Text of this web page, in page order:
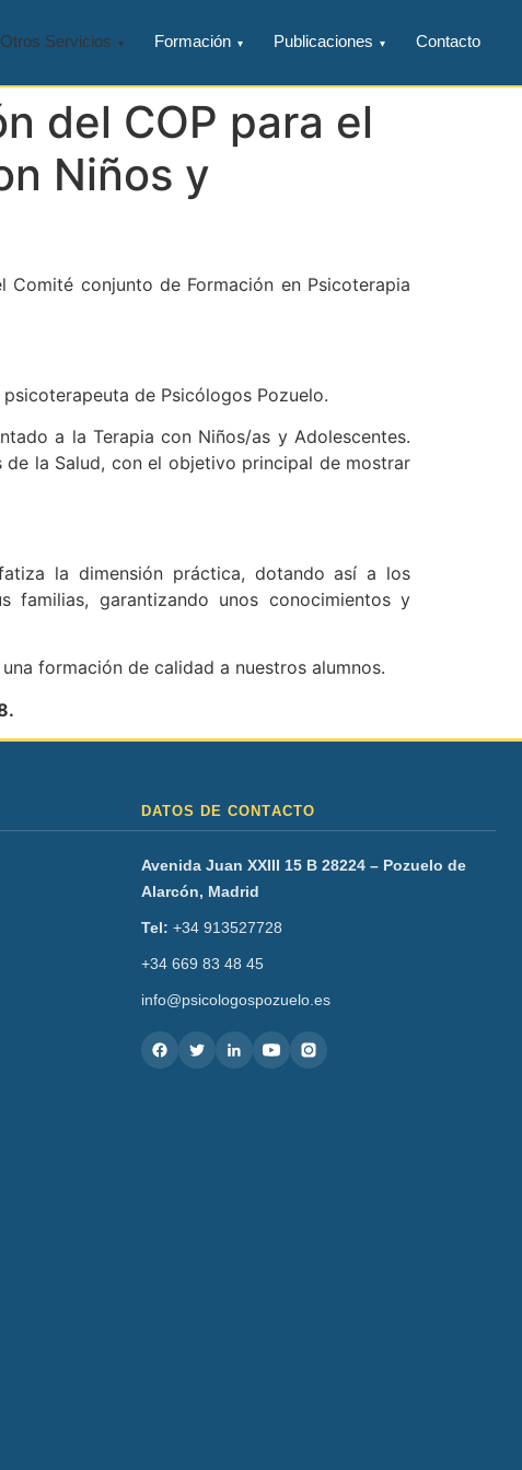
Otros Servicios Formación Publicaciones Contacto
del COP para el
Niños y
Comité conjunto de Formación en Psicoterapia
de Psicólogos Pozuelo.
a la Terapia con Niños/as y Adolescentes.
la Salud, con el objetivo principal de mostrar
la dimensión práctica, dotando así a los
familias, garantizando unos conocimientos y
formación de calidad a nuestros alumnos.
DATOS DE CONTACTO
Avenida Juan XXIII 15 B 28224 – Pozuelo de
Alarcón, Madrid
Tel: +34 913527728
+34 669 83 48 45
info@psicologospozuelo.es